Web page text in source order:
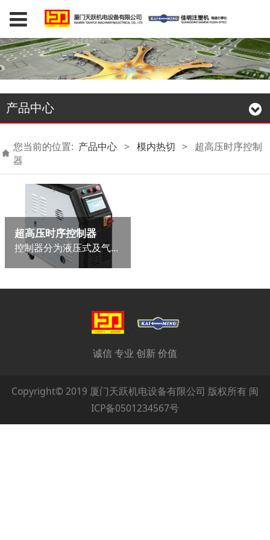
产品中心
您当前的位置: 产品中心 > 模内热切 >
超高压时序控制
器
超高压时序控制器
控制器分为液压式及气压式两种动力驱动。可选择单控制或双控制。输出压力700-1000KG/F
诚信 专业 创新 价值
Copyright© 2019 厦门天跃机电设备有限公司 版权所有 闽
ICP备0501234567号